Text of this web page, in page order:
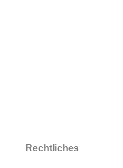
Rechtliches